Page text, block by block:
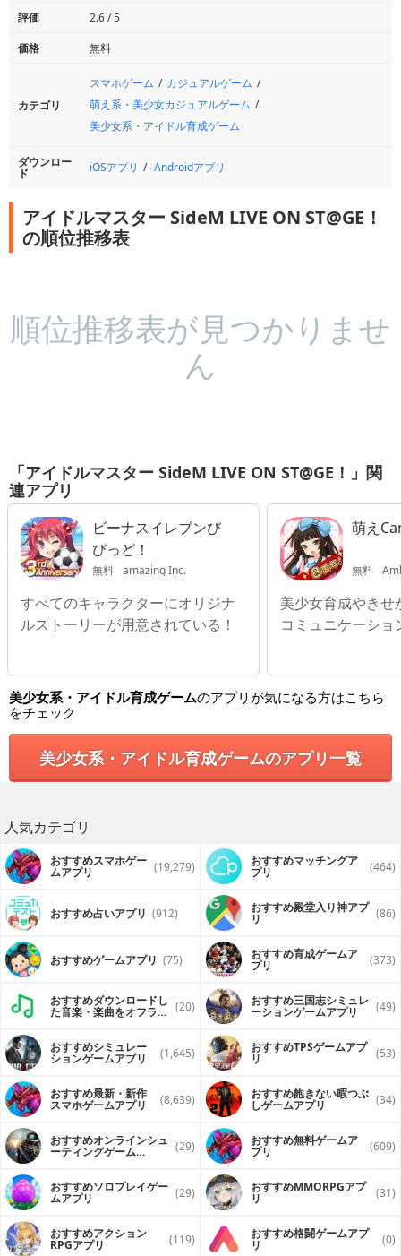
評価
2.6 / 5
価格
無料
カテゴリ
スマホゲーム
カジュアルゲーム
萌え系・美少女カジュアルゲーム
美少女系・アイドル育成ゲーム
ダウンロー
ド iOSアプリ Androidアプリ
アイドルマスター SideM LIVE ON ST@GE！
の順位推移表
順位推移表が見つかりませ
ん
「アイドルマスター SideM LIVE ON ST@GE！」関
連アプリ
ビーナスイレブンび
びっど！
無料 amazing Inc.
すべてのキャラクターにオリジナ
ルストーリーが用意されている！
萌え
無料
美少女育成やきせ
コミュニケーショ
美少女系・アイドル育成ゲームのアプリが気になる方はこちら
をチェック
美少女系・アイドル育成ゲームのアプリ一覧
人気カテゴリ
おすすめスマホゲー
ムアプリ (19,279) おすすめマッチングア
プリ (464)
おすすめ占いアプリ (912) おすすめ殿堂入り神アプ
リ (86)
おすすめゲームアプリ (75) おすすめ育成ゲームア
プリ (373)
おすすめダウンロードし
た音楽・楽曲をオフライ (20) おすすめ三国志シミュレ
ーションゲームアプリ (49)
おすすめシミュレー
ションゲームアプリ (1,645) おすすめTPSゲームアプ
リ (53)
おすすめ最新・新作
スマホゲームアプリ (8,639) おすすめ飽きない暇つぶ
しゲームアプリ (34)
おすすめオンラインシュ
ーティングゲーム (29) おすすめ無料ゲームア
プリ (609)
おすすめソロプレイゲー
ムアプリ (29) おすすめ MMORPGアプ
リ (31)
おすすめアクション
RPGアプリ (119) おすすめ格闘ゲームアプ
リ (0)